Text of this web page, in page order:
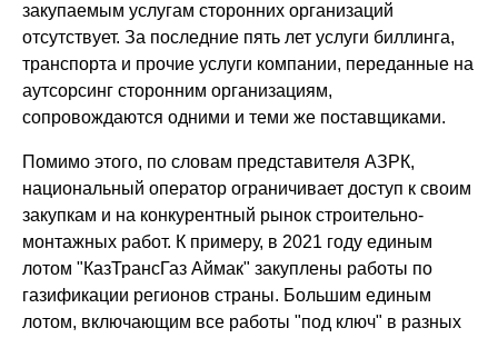
закупаемым услугам сторонних организаций
отсутствует. За последние пять лет услуги биллинга,
транспорта и прочие услуги компании, переданные на
аутсорсинг сторонним организациям,
сопровождаются одними и теми же поставщиками.
Помимо этого, по словам представителя АЗРК,
национальный оператор ограничивает доступ к своим
закупкам и на конкурентный рынок строительно-
монтажных работ. К примеру, в 2021 году единым
лотом "КазТрансГаз Аймак" закуплены работы по
газификации регионов страны. Большим единым
лотом, включающим все работы "под ключ" в разных